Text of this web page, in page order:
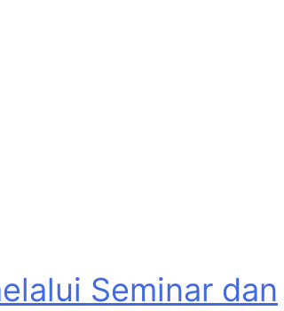
Seminar dan